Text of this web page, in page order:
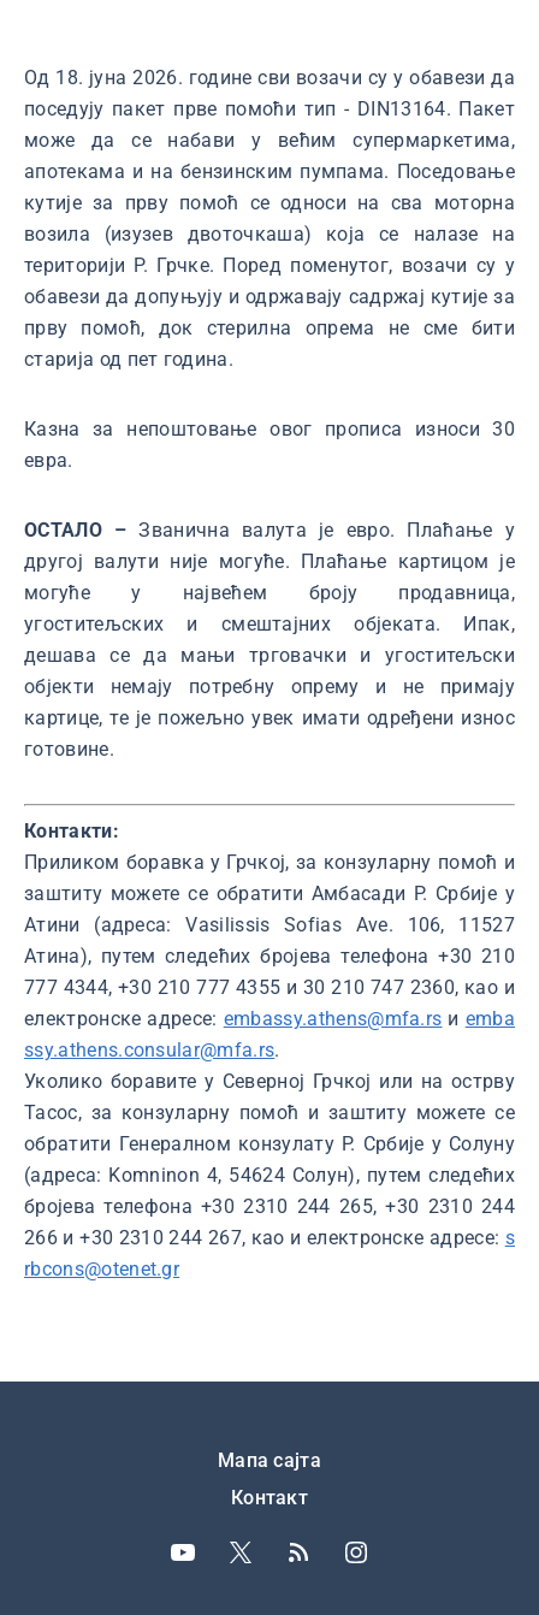
Од 18. јуна 2026. године сви возачи су у обавези да
поседују пакет прве помоћи тип - DIN13164. Пакет
може да се набави у већим супермаркетима,
апотекама и на бензинским пумпама. Поседовање
кутије за прву помоћ се односи на сва моторна
возила (изузев двоточкаша) која се налазе на
територији Р. Грчке. Поред поменутог, возачи су у
обавези да допуњују и одржавају садржај кутије за
прву помоћ, док стерилна опрема не сме бити
старија од пет година.
Казна за непоштовање овог прописа износи 30
евра.
ОСТАЛО –Званична валута је евро. Плаћање у
другој валути није могуће. Плаћање картицом је
могуће у највећем броју продавница,
угоститељских и смештајних објеката. Ипак,
дешава се да мањи трговачки и угоститељски
објекти немају потребну опрему и не примају
картице, те је пожељно увек имати одређени износ
готовине.
Контакти:
Приликом боравка у Грчкој, за конзуларну помоћ и
заштиту можете се обратити Амбасади Р. Србије у
Атини (адреса: Vasilissis Sofias Ave. 106, 11527
Атина), путем следећих бројева телефона +30 210
777 4344, +30 210 777 4355 и 30 210 747 2360, као и
електронске адресе: embassy.athens@mfa.rs и emba
ssy.athens.consular@mfa.rs.
Уколико боравите у Северној Грчкој или на острву
Тасос, за конзуларну помоћ и заштиту можете се
обратити Генералном конзулату Р. Србије у Солуну
(адреса: Komninon 4, 54624 Солун), путем следећих
бројева телефона +30 2310 244 265, +30 2310 244
266 и +30 2310 244 267, као и електронске адресе: s
rbcons@otenet.gr
Мапа сајта
Контакт